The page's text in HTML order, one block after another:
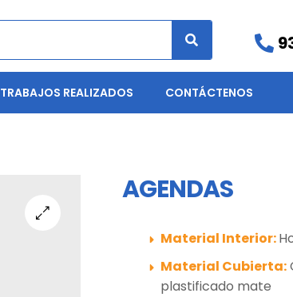
TRABAJOS REALIZADOS CONTÁCTENOS
AGENDAS
Material Interior:
Material Cubierta:
plastificado mate